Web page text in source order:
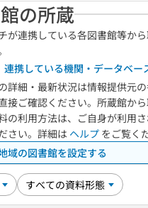
の所蔵
が連携している各図書館等か
連携している機関・データベー
詳細・最新状況は情報提供元
接ご確認ください。所蔵館か
の利用方法は、ご自身が利用さ
さい。詳細は ヘルプ をご覧く
域の図書館を設定する